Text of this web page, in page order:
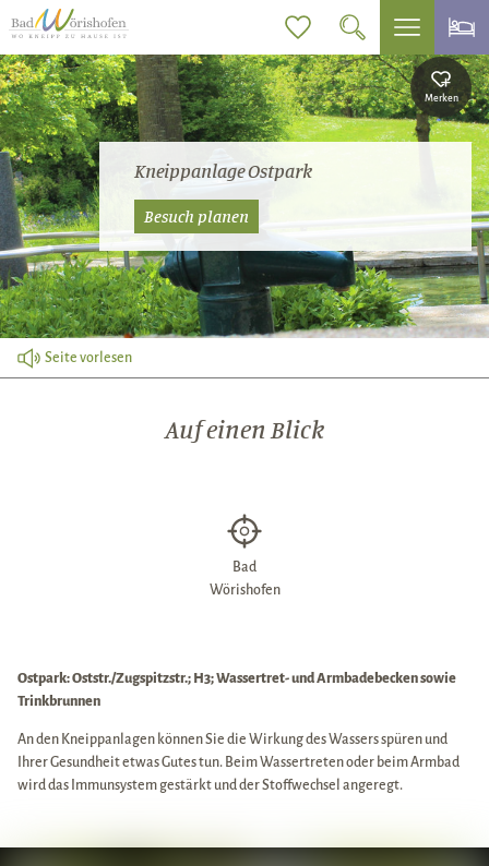
Kneippanlage Ostpark
Besuch planen
Seite vorlesen
Auf einen Blick
Bad
Wörishofen
Ostpark: Oststr./Zugspitzstr.; H3; Wassertret- und Armbadebecken sowie
Trinkbrunnen
An den Kneippanlagen können Sie die Wirkung des Wassers spüren und
Ihrer Gesundheit etwas Gutes tun. Beim Wassertreten oder beim Armbad
wird das Immunsystem gestärkt und der Stoffwechsel angeregt.
Merken